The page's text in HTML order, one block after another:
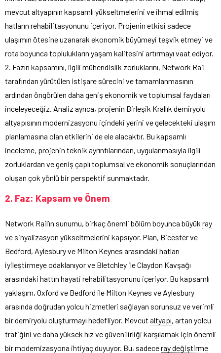
mevcut altyapının kapsamlı yükseltmelerini ve ihmal edilmiş
hatların rehabilitasyonunu içeriyor. Projenin etkisi sadece
ulaşımın ötesine uzanarak ekonomik büyümeyi teşvik etmeyi ve
rota boyunca toplulukların yaşam kalitesini artırmayı vaat ediyor.
2. Fazın kapsamını, ilgili mühendislik zorluklarını, Network Rail
tarafından yürütülen istişare sürecini ve tamamlanmasının
ardından öngörülen daha geniş ekonomik ve toplumsal faydaları
inceleyeceğiz. Analiz ayrıca, projenin Birleşik Krallık demiryolu
altyapısının modernizasyonu içindeki yerini ve gelecekteki ulaşım
planlamasına olan etkilerini de ele alacaktır. Bu kapsamlı
inceleme, projenin teknik ayrıntılarından, uygulanmasıyla ilgili
zorluklardan ve geniş çaplı toplumsal ve ekonomik sonuçlarından
oluşan çok yönlü bir perspektif sunmaktadır.
2. Faz: Kapsam ve Önem
Network Rail’ın sunumu, birkaç önemli bölüm boyunca büyük ray
ve sinyalizasyon yükseltmelerini kapsıyor. Plan, Bicester ve
Bedford, Aylesbury ve Milton Keynes arasındaki hatları
iyileştirmeye odaklanıyor ve Bletchley ile Claydon Kavşağı
arasındaki hattın hayati rehabilitasyonunu içeriyor. Bu kapsamlı
yaklaşım, Oxford ve Bedford ile Milton Keynes ve Aylesbury
arasında doğrudan yolcu hizmetleri sağlayan sorunsuz ve verimli
bir demiryolu oluşturmayı hedefliyor. Mevcut altyapı, artan yolcu
trafiğini ve daha yüksek hız ve güvenilirliği karşılamak için önemli
bir modernizasyona ihtiyaç duyuyor. Bu, sadeceray değiştirme